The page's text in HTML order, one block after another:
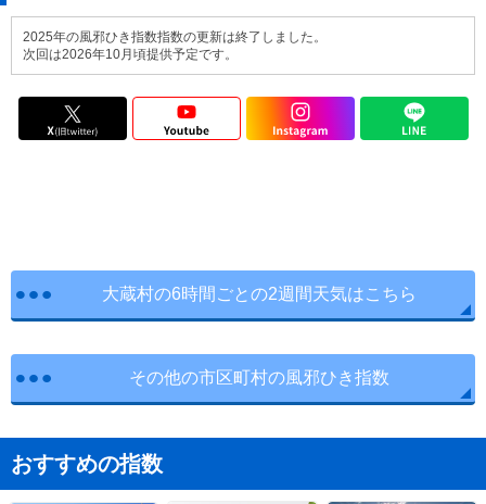
2025年の風邪ひき指数指数の更新は終了しました。
次回は2026年10月頃提供予定です。
大蔵村の6時間ごとの2週間天気はこちら
その他の市区町村の風邪ひき指数
おすすめの指数